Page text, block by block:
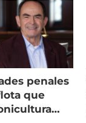
penales
que